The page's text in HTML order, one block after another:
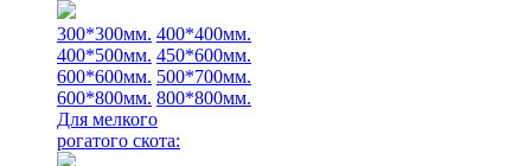
300*300мм. 400*400мм.
400*500мм. 450*600мм.
600*600мм. 500*700мм.
600*800мм. 800*800мм.
Для мелкого
рогатого скота: